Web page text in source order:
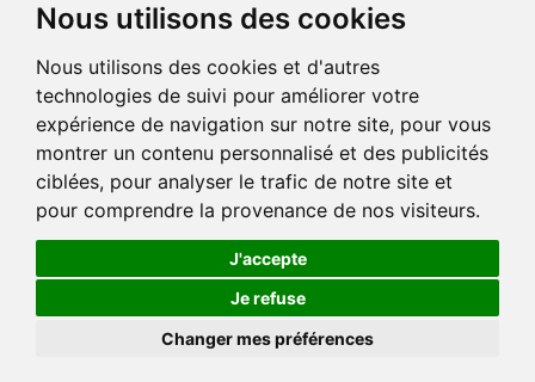
Nous utilisons des cookies
Nous utilisons des cookies et d'autres
technologies de suivi pour améliorer votre
expérience de navigation sur notre site, pour vous
montrer un contenu personnalisé et des publicités
ciblées, pour analyser le trafic de notre site et
pour comprendre la provenance de nos visiteurs.
J'accepte
Je refuse
Changer mes préférences
Produit retiré de la vente
Ce produit a été abandonné, mais vous pouvez voir des produits
similaires en utilisant le bouton suivant
Voir des produits similaires
J'accepte la politique de confidentialité
©2026 Dolls And Dolls. Tous les droits sont réservés.
.
Politique de cookies (en anglais)